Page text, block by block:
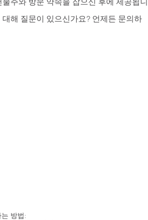
해 질문이 있으신가요? 언제든 문의하
방법: